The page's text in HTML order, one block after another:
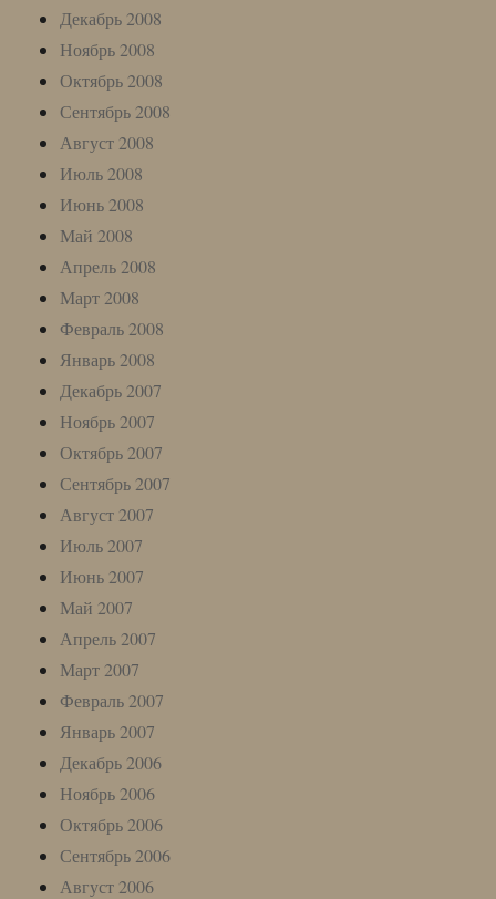
Декабрь 2008
Ноябрь 2008
Октябрь 2008
Сентябрь 2008
Август 2008
Июль 2008
Июнь 2008
Май 2008
Апрель 2008
Март 2008
Февраль 2008
Январь 2008
Декабрь 2007
Ноябрь 2007
Октябрь 2007
Сентябрь 2007
Август 2007
Июль 2007
Июнь 2007
Май 2007
Апрель 2007
Март 2007
Февраль 2007
Январь 2007
Декабрь 2006
Ноябрь 2006
Октябрь 2006
Сентябрь 2006
Август 2006